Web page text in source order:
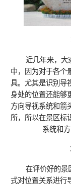
近几年来，大
中，因为对于各个
具。尤其是识别导
身处的位置还能够
方向导视系统和箭
所，所以在景区标
系统和
在评价好的景
式对位置关系进行